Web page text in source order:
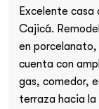
Excelente
Cajicá.
en porcelanato,
cuenta con
gas, comedor,
terraza hacia